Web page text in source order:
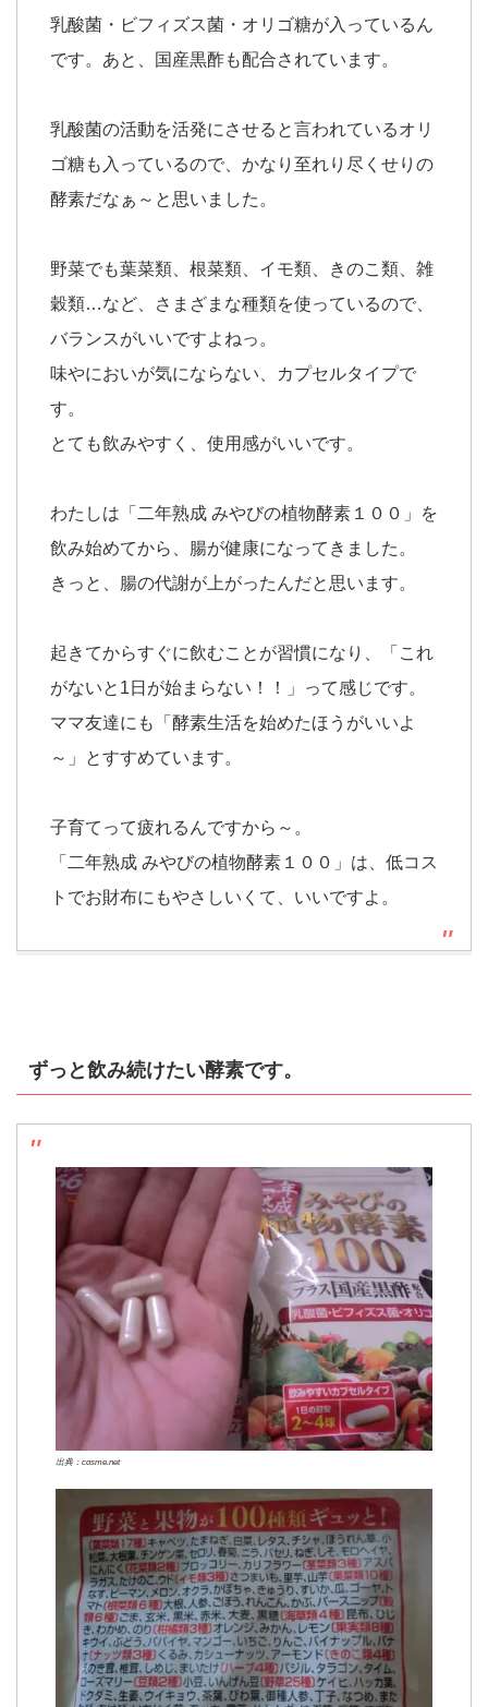
乳酸菌・ビフィズス菌・オリゴ糖が入っているん
です。あと、国産黒酢も配合されています。
乳酸菌の活動を活発にさせると言われているオリ
ゴ糖も入っているので、かなり至れり尽くせりの
酵素だなぁ～と思いました。
野菜でも葉菜類、根菜類、イモ類、きのこ類、雑
穀類…など、さまざまな種類を使っているので、
バランスがいいですよねっ。
味やにおいが気にならない、カプセルタイプで
す。
とても飲みやすく、使用感がいいです。
わたしは「二年熟成 みやびの植物酵素１００」を
飲み始めてから、腸が健康になってきました。
きっと、腸の代謝が上がったんだと思います。
起きてからすぐに飲むことが習慣になり、「これ
がないと1日が始まらない！！」って感じです。
ママ友達にも「酵素生活を始めたほうがいいよ
～」とすすめています。
子育てって疲れるんですから～。
「二年熟成 みやびの植物酵素１００」は、低コス
トでお財布にもやさしいくて、いいですよ。
ずっと飲み続けたい酵素です。
出典：cosme.net